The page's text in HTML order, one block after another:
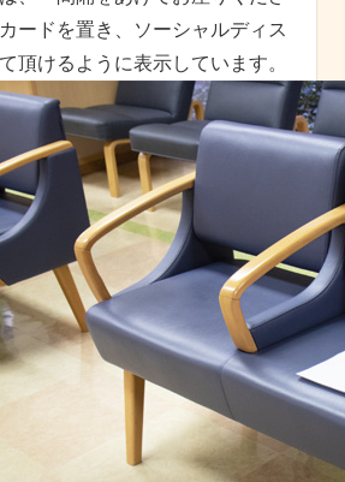
ードを置き、ソーシャルディス
頂けるように表示しています。